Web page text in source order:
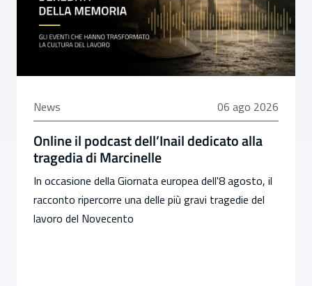
News 06 agosto 2026
06 ago 2026
Online il podcast dell’Inail dedicato alla
tragedia di Marcinelle
In occasione della Giornata europea dell'8 agosto, il
racconto ripercorre una delle più gravi tragedie del
lavoro del Novecento